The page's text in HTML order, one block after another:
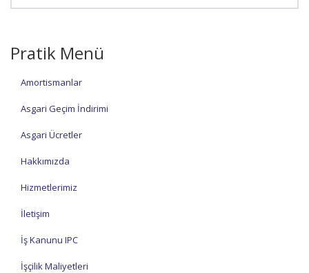
Pratik Menü
Amortismanlar
Asgari Geçim İndirimi
Asgari Ücretler
Hakkımızda
Hizmetlerimiz
İletişim
İş Kanunu IPC
İşçilik Maliyetleri